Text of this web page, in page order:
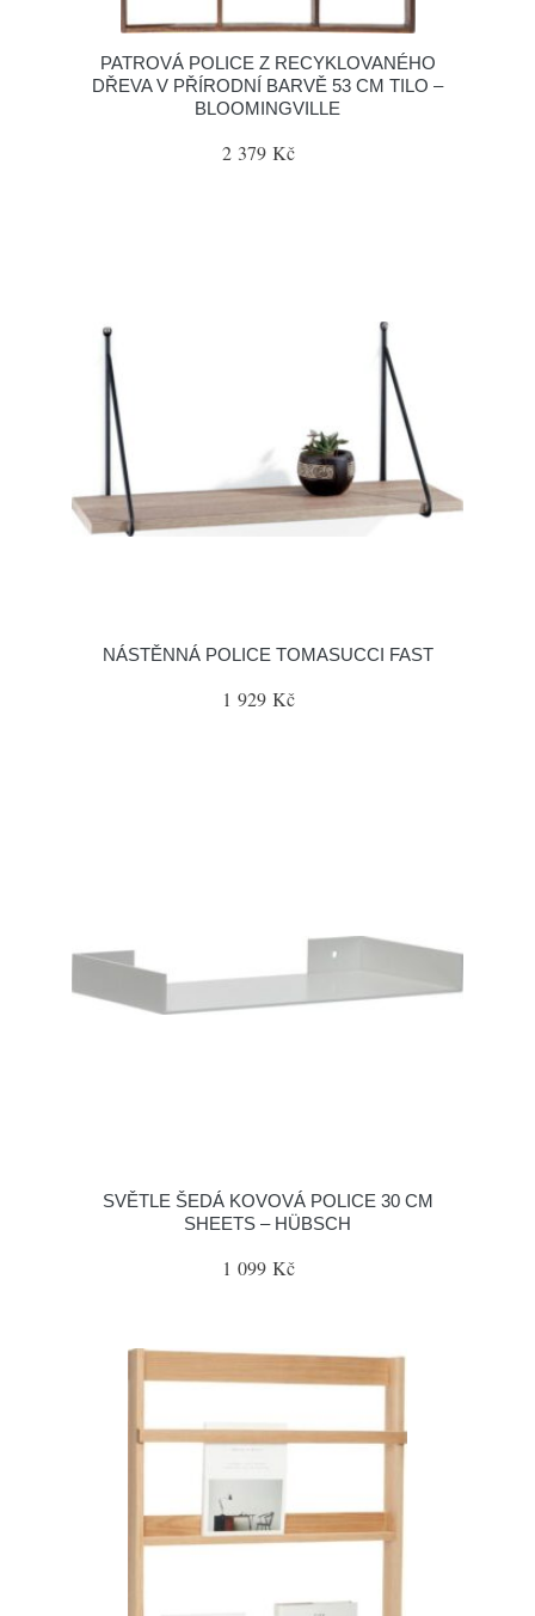
PATROVÁ POLICE Z RECYKLOVANÉHO
DŘEVA V PŘÍRODNÍ BARVĚ 53 CM TILO –
BLOOMINGVILLE
2 379 Kč
NÁSTĚNNÁ POLICE TOMASUCCI FAST
1 929 Kč
SVĚTLE ŠEDÁ KOVOVÁ POLICE 30 CM
SHEETS – HÜBSCH
1 099 Kč